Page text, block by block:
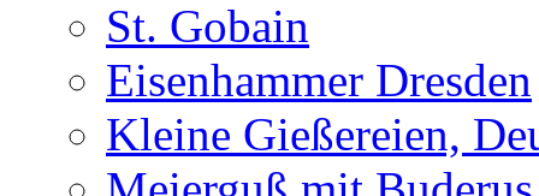
St. Gobain
Eisenhammer Dresden
Kleine Gießereien,